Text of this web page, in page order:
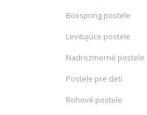
Boxspring postele
Levitujúce postele
Nadrozmerné postele
Postele pre deti
Rohové postele